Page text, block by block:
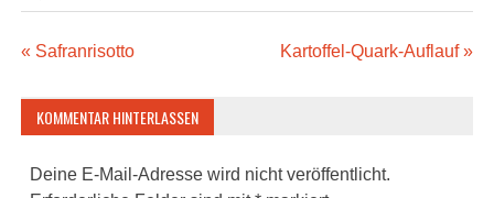
Beitragsnavigation
« Safranrisotto Kartoffel-Quark-Auflauf »
KOMMENTAR HINTERLASSEN
Deine E-Mail-Adresse wird nicht veröffentlicht.